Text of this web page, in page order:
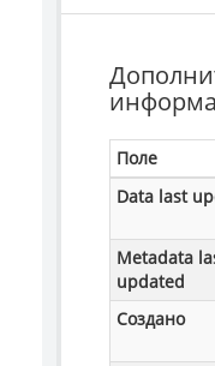
Поле
Data last
Metadata
updated
Создано